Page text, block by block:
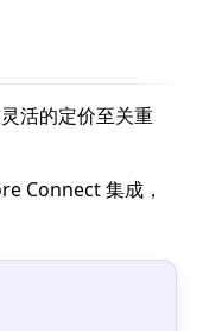
活的定价至关重
Connect 集成，